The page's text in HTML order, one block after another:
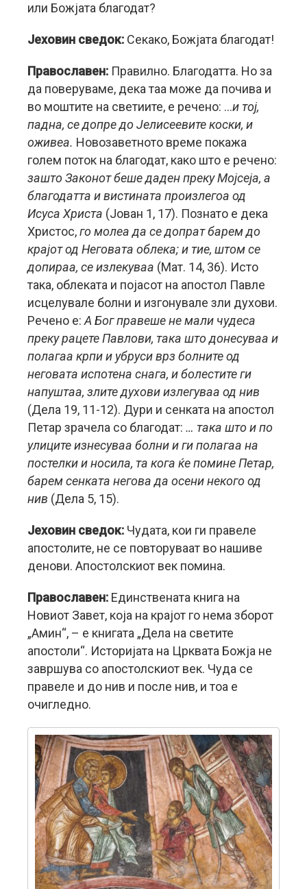
или Божјата благодат?
Јеховин сведок: Секако, Божјата благодат!
Православен: Правилно. Благодатта. Но за
да поверуваме, дека таа може да почива и
во моштите на светиите, е речено: …и тој,
падна, се допре до Јелисеевите коски, и
оживеа. Новозаветното време покажа
голем поток на благодат, како што е речено:
зашто Законот беше даден преку Мојсеја, а
благодатта и вистината произлегоа од
Исуса Христа (Јован 1, 17). Познато е дека
Христос,го молеа да се допрат барем до
крајот од Неговата облека; и тие, штом се
допираа, се излекуваа (Мат. 14, 36). Исто
така, облеката и појасот на апостол Павле
исцелувале болни и изгонувале зли духови.
Речено е: А Бог правеше не мали чудеса
преку рацете Павлови, така што донесуваа и
полагаа крпи и убруси врз болните од
неговата испотена снага, и болестите ги
напуштаа, злите духови излегуваа од нив
(Дела 19, 11-12). Дури и сенката на апостол
Петар зрачела со благодат: … така што и по
улиците изнесуваа болни и ги полагаа на
постелки и носила, та кога ќе помине Петар,
барем сенката негова да осени некого од
нив (Дела 5, 15).
Јеховин сведок: Чудата, кои ги правеле
апостолите, не се повторуваат во нашиве
денови. Апостолскиот век помина.
Православен: Единствената книга на
Новиот Завет, која на крајот го нема зборот
„Амин“, – е книгата „Дела на светите
апостоли“. Историјата на Црквата Божја не
завршува со апостолскиот век. Чуда се
правеле и до нив и после нив, и тоа е
очигледно.